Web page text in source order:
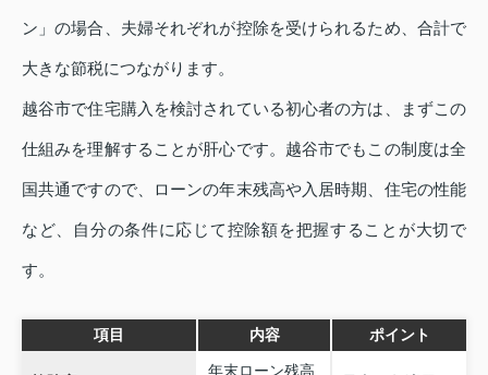
ン」の場合、夫婦それぞれが控除を受けられるため、合計で
大きな節税につながります。
越谷市で住宅購入を検討されている初心者の方は、まずこの
仕組みを理解することが肝心です。越谷市でもこの制度は全
国共通ですので、ローンの年末残高や入居時期、住宅の性能
など、自分の条件に応じて控除額を把握することが大切で
す。
項目 内容 ポイント
年末ローン残高